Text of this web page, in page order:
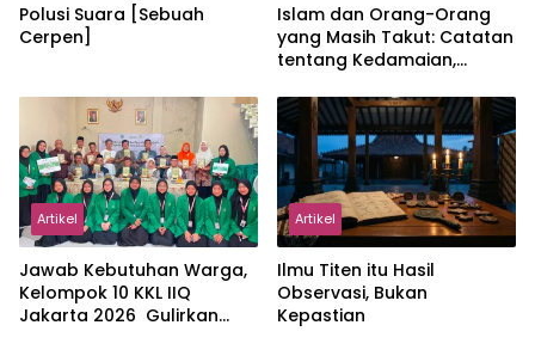
Polusi Suara [Sebuah
Cerpen]
Islam dan Orang-Orang
yang Masih Takut: Catatan
tentang Kedamaian,
dalam Pemikiran Masykuri
Abdillah
Artikel
Jawab Kebutuhan Warga,
Kelompok 10 KKL IIQ
Jakarta 2026 Gulirkan
Artikel
Ilmu Titen itu Hasil
Observasi, Bukan
Kepastian